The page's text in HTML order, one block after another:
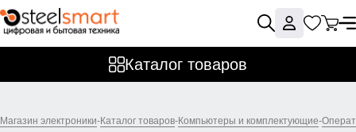
Каталог товаров
Магазин электроники-Каталог товаров-Компьютеры и комплектующие-